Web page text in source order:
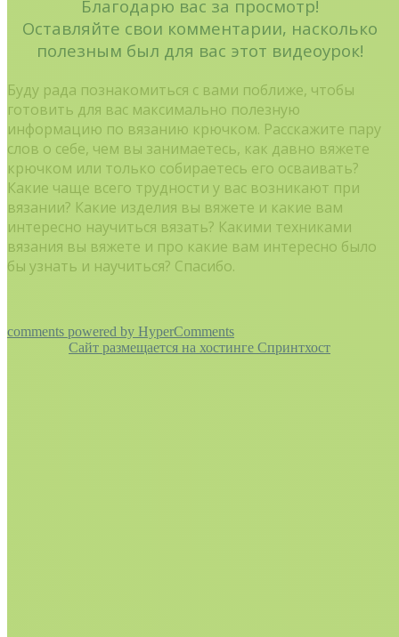
Благодарю вас за просмотр!
Оставляйте свои комментарии, насколько
полезным был для вас этот видеоурок!
Буду рада познакомиться с вами поближе, чтобы
готовить для вас максимально полезную
информацию по вязанию крючком. Расскажите пару
слов о себе, чем вы занимаетесь, как давно вяжете
крючком или только собираетесь его осваивать?
Какие чаще всего трудности у вас возникают при
вязании? Какие изделия вы вяжете и какие вам
интересно научиться вязать? Какими техниками
вязания вы вяжете и про какие вам интересно было
бы узнать и научиться? Спасибо.
comments powered by HyperComments
Сайт размещается на хостинге Спринтхост